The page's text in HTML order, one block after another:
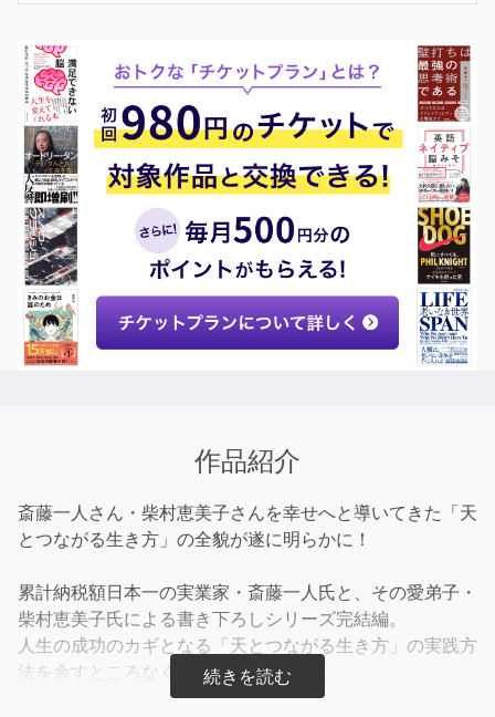
作品紹介
斎藤一人さん・柴村恵美子さんを幸せへと導いてきた「天
とつながる生き方」の全貌が遂に明らかに！
累計納税額日本一の実業家・斎藤一人氏と、その愛弟子・
柴村恵美子氏による書き下ろしシリーズ完結編。
人生の成功のカギとなる「天とつながる生き方」の実践方
法を余すところなく語る本作品で、
あなたの人生を切り拓く、たったひとつの方法が見つかり